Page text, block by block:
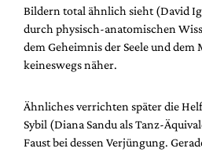
Bildern total ähnlich sieht (David
durch physisch-anatomischen
dem Geheimnis der Seele und dem
keineswegs näher.
Ähnliches verrichten später die
Sybil (Diana Sandu als Tanz-
Faust bei dessen Verjüngung.